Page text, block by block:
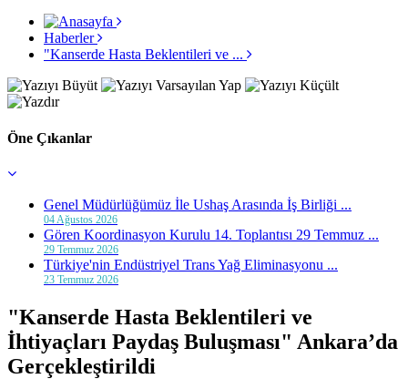
Haberler
"Kanserde Hasta Beklentileri ve ...
Öne Çıkanlar
Genel Müdürlüğümüz İle Ushaş Arasında İş Birliği ...
04 Ağustos 2026
Gören Koordinasyon Kurulu 14. Toplantısı 29 Temmuz ...
29 Temmuz 2026
Türkiye'nin Endüstriyel Trans Yağ Eliminasyonu ...
23 Temmuz 2026
"Kanserde Hasta Beklentileri ve
İhtiyaçları Paydaş Buluşması" Ankara’da
Gerçekleştirildi